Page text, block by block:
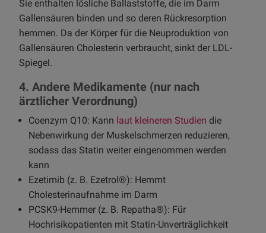
Sie enthalten lösliche Ballaststoffe, die im Darm
Gallensäuren binden und so deren Rückresorption
hemmen. Da der Körper für die Neuproduktion von
Gallensäuren Cholesterin verbraucht, sinkt der LDL-
Spiegel.
4. Andere Medikamente (nur nach
ärztlicher Verordnung)
Coenzym Q10: Kann laut kleineren Studien die
Nebenwirkung der Muskelschmerzen reduzieren,
sodass das Statin weiter eingenommen werden
kann
Ezetimib (z. B. Ezetrol®): Hemmt
Cholesterinaufnahme im Darm
PCSK9-Hemmer (z. B. Repatha®): Für
Hochrisikopatienten mit Statin-Unverträglichkeit